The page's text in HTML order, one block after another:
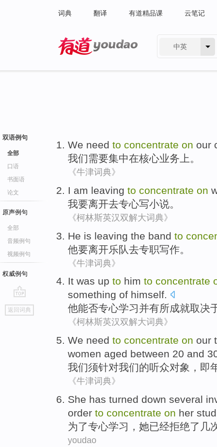
词典 翻译 有道精品课 云笔记
中英
双语例句
全部
口语
书面语
论文
原声例句
全部
音频例句
视频例句
权威例句
go
top
返回词典
We need to concentrate on our
我们需要集中在核心业务 上。
《牛津词典》
I am leaving to concentrate on
我要离开去专心写小说。
《柯林斯英汉双解大词典》
He is leaving the band to
他要离开乐队去专职写作。
《牛津词典》
It was up to him to concentrate
something of himself.
他能否专心学习并有所成就取决
《柯林斯英汉双解大词典》
We need to concentrate on our
women aged between 20 and
我们须针对我们的听众对象， 即
《牛津词典》
She has turned down several
order to concentrate on her
为了专心学习，她已经拒绝了几
youdao